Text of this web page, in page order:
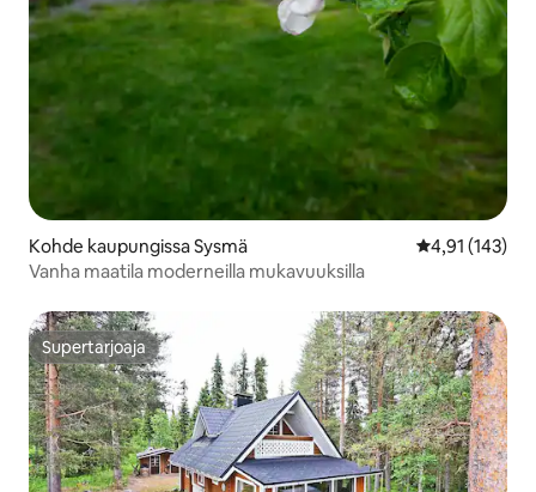
Kohde kaupungissa Sysmä
4,91 (143)
Vanha maatila moderneilla mukavuuksilla
Supertarjoaja
Supertarjoaja